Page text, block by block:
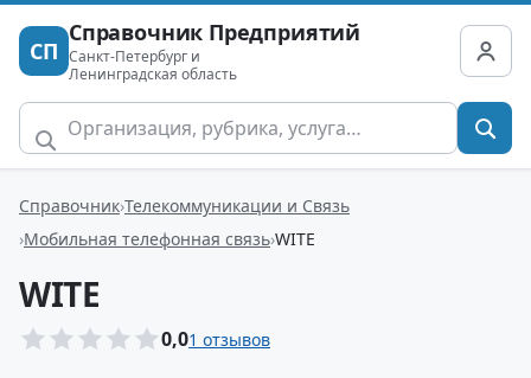
СП
Справочник Предприятий
Санкт-Петербург и
Ленинградская область
Справочник Телекоммуникации и Связь
Мобильная телефонная связь WITE
WITE
0,01 отзывов